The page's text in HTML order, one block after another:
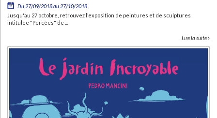
Du 27/09/2018 au 27/10/2018
Jusqu'au 27 octobre, retrouvez l'exposition de peintures et de sculptures
intitulée "Percées" de ...
Lire la suite